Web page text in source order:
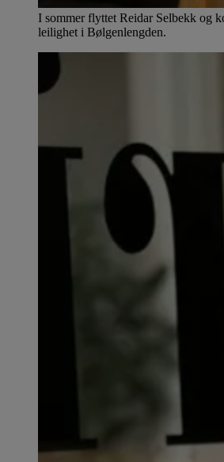
I sommer flyttet Reidar Selbekk og
leilighet i Bølgenlengden.